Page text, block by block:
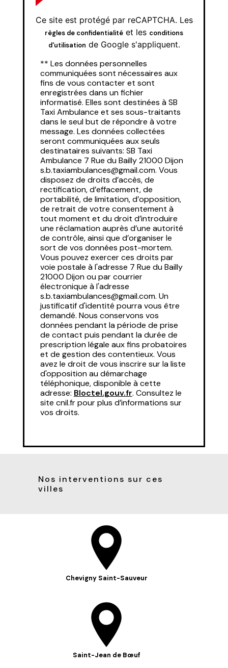
Ce site est protégé par reCAPTCHA. Les
règles de confidentialité et les conditions
d'utilisation de Google s'appliquent.
** Les données personnelles
communiquées sont nécessaires aux
fins de vous contacter et sont
enregistrées dans un fichier
informatisé. Elles sont destinées à SB
Taxi Ambulance et ses sous-traitants
dans le seul but de répondre à votre
message. Les données collectées
seront communiquées aux seuls
destinataires suivants: SB Taxi
Ambulance 7 Rue du Bailly 21000 Dijon
s.b.taxiambulances@gmail.com. Vous
disposez de droits d’accès, de
rectification, d’effacement, de
portabilité, de limitation, d’opposition,
de retrait de votre consentement à
tout moment et du droit d’introduire
une réclamation auprès d’une autorité
de contrôle, ainsi que d’organiser le
sort de vos données post-mortem.
Vous pouvez exercer ces droits par
voie postale à l'adresse 7 Rue du Bailly
21000 Dijon ou par courrier
électronique à l'adresse
s.b.taxiambulances@gmail.com. Un
justificatif d'identité pourra vous être
demandé. Nous conservons vos
données pendant la période de prise
de contact puis pendant la durée de
prescription légale aux fins probatoires
et de gestion des contentieux. Vous
avez le droit de vous inscrire sur la liste
d'opposition au démarchage
téléphonique, disponible à cette
adresse: Bloctel.gouv.fr. Consultez le
site cnil.fr pour plus d’informations sur
vos droits.
Nos interventions sur ces
villes
Chevigny Saint-Sauveur
Saint-Jean de Bœuf